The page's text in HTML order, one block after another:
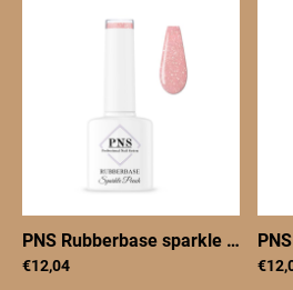
PNS Rubberbase sparkle peach 7 ml
€12,04